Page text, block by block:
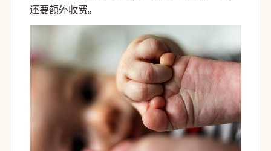
还要额外收费。